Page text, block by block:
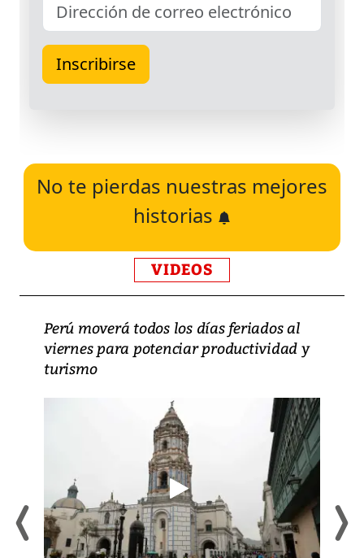
No te pierdas nuestras mejores
historias
VIDEOS
Perú moverá todos los días feriados al
viernes para potenciar productividad y
turismo